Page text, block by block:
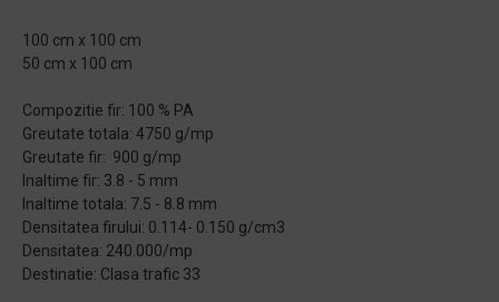
100 cm x 100 cm
50 cm x 100 cm
Compozitie fir: 100 % PA
Greutate totala: 4750 g/mp
Greutate fir: 900 g/mp
Inaltime fir: 3.8 - 5 mm
Inaltime totala: 7.5 - 8.8 mm
Densitatea firului: 0.114- 0.150 g/cm3
Densitatea: 240.000/mp
Destinatie: Clasa trafic 33